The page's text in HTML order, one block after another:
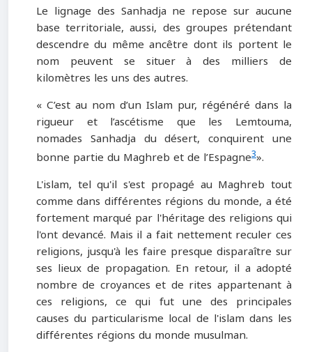
Le lignage des Sanhadja ne repose sur aucune
base territoriale, aussi, des groupes prétendant
descendre du même ancêtre dont ils portent le
nom peuvent se situer à des milliers de
kilomètres les uns des autres.
« C’est au nom d’un Islam pur, régénéré dans la
rigueur et l’ascétisme que les Lemtouma,
nomades Sanhadja du désert, conquirent une
bonne partie du Maghreb et de l’Espagne3».
L'islam, tel qu'il s'est propagé au Maghreb tout
comme dans différentes régions du monde, a été
fortement marqué par l'héritage des religions qui
l'ont devancé. Mais il a fait nettement reculer ces
religions, jusqu'à les faire presque disparaître sur
ses lieux de propagation. En retour, il a adopté
nombre de croyances et de rites appartenant à
ces religions, ce qui fut une des principales
causes du particularisme local de l'islam dans les
différentes régions du monde musulman.